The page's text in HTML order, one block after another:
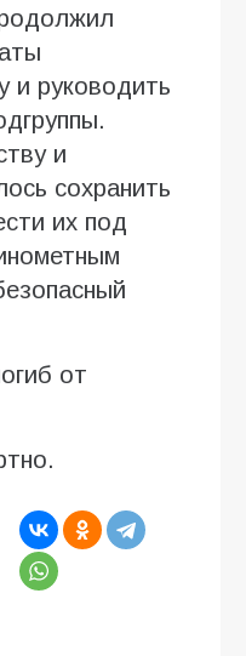
и руководить
и
сохранить
их под
от